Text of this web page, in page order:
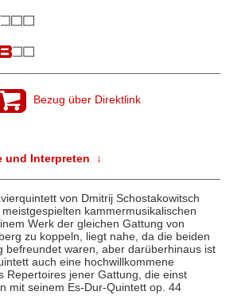
Bezug über Direktlink
und Interpreten ↓
von Dmitrij Schostakowitsch
kammermusikalischen
Werk der gleichen Gattung von
zu koppeln, liegt nahe, da die beiden
befreundet waren, aber darüberhinaus ist
auch eine hochwillkommene
Repertoires jener Gattung, die einst
mit seinem Es-Dur-Quintett op. 44